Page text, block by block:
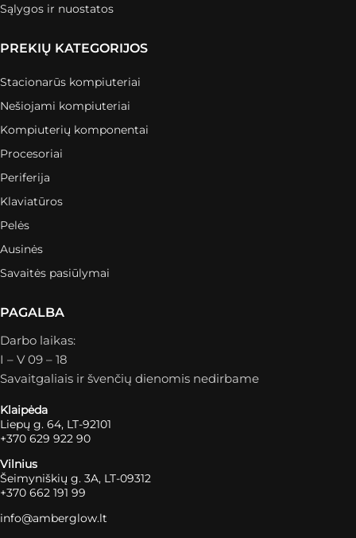
Sąlygos ir nuostatos
PREKIŲ KATEGORIJOS
Stacionarūs kompiuteriai
Nešiojami kompiuteriai
Kompiuterių komponentai
Procesoriai
Periferija
Klaviatūros
Pelės
Ausinės
Savaitės pasiūlymai
PAGALBA
Darbo laikas:
I – V 09 – 18
Savaitgaliais ir švenčių dienomis nedirbame
Klaipėda
Liepų g. 64, LT-92101
+370 629 922 90
Vilnius
Šeimyniškių g. 3A, LT-09312
+370 662 191 99
info@amberglow.lt